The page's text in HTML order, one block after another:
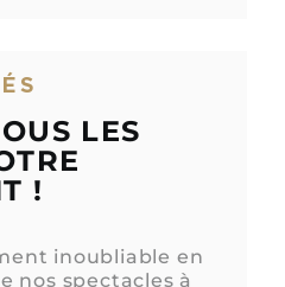
LES
!
inoubliable en
nos spectacles à